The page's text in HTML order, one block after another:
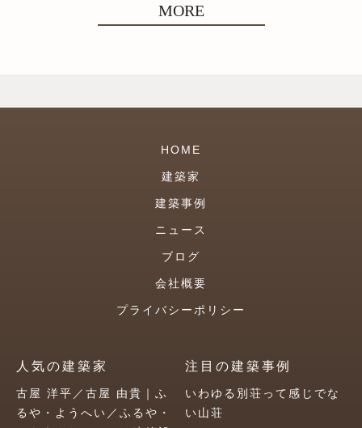
MORE
HOME
建築家
建築事例
ニュース
ブログ
会社概要
プライバシーポリシー
人気の建築家
古屋 洋平／古屋 由貴｜ふ
るや・ようへい／ふるや・
注目の建築事例
いわゆる別荘って感じでな
い山荘